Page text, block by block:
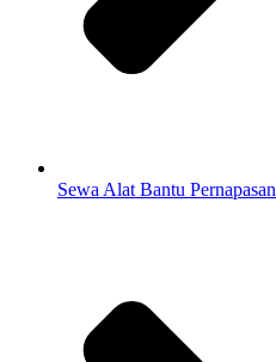
Sewa Alat Bantu Pernapasan